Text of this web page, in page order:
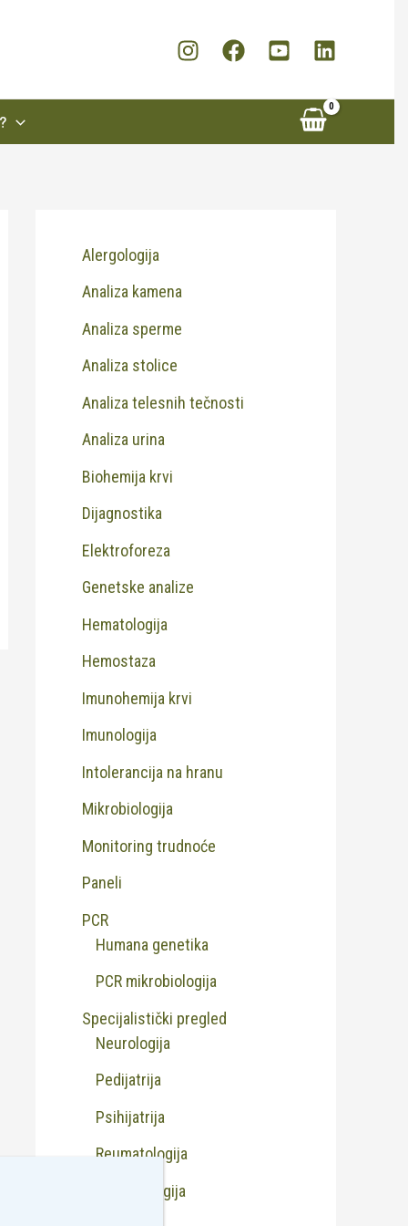
Alergologija
Analiza kamena
Analiza sperme
Analiza stolice
Analiza telesnih tečnosti
Analiza urina
Biohemija krvi
Dijagnostika
Elektroforeza
Genetske analize
Hematologija
Hemostaza
Imunohemija krvi
Imunologija
Intolerancija na hranu
Mikrobiologija
Monitoring trudnoće
Paneli
PCR
Humana genetika
PCR mikrobiologija
Specijalistički pregled
Neurologija
Pedijatrija
Psihijatrija
Reumatologija
Transfuziologija